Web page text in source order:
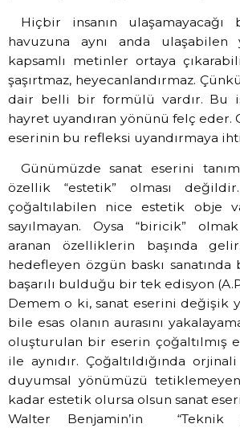
Hiçbir insanın
havuzuna aynı anda
kapsamlı metinler ortaya
şaşırtmaz, heyecanlandırmaz.
dair belli bir formülü vardır. Bu
hayret uyandıran yönünü felç eder.
eserinin bu refleksi uyandırmaya
Günümüzde sanat eserini
özellik “estetik” olması
çoğaltılabilen nice estetik obje
sayılmayan. Oysa “biricik”
aranan özelliklerin başında
hedefleyen özgün baskı sanatında
başarılı bulduğu bir tek edisyon
Demem o ki, sanat eserini değişik
bile esas olanın aurasını
oluşturulan bir eserin çoğaltılmış
ile aynıdır. Çoğaltıldığında
duyumsal yönümüzü
kadar estetik olursa olsun sanat
Walter Benjamin’in “Teknik